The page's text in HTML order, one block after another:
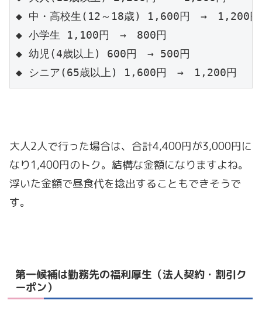
◆ 中・高校生(12～18歳) 1,600円　→　1,200円
◆ 小学生 1,100円　→　800円
◆ 幼児(4歳以上) 600円　→ 500円
◆ シニア(65歳以上) 1,600円　→　1,200円
大人2人で行った場合は、合計4,400円が3,000円に
なり1,400円のトク。結構な金額になりますよね。
浮いた金額で昼食代を捻出することもできそうで
す。
第一候補は勤務先の福利厚生（法人契約・割引ク
ーポン）